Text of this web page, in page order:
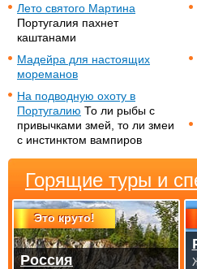
Лето святого Мартина
Португалия пахнет
каштанами
Мадейра для настоящих
мореманов
На подводную охоту в
Португалию То ли рыбы с
привычками змей, то ли змеи
с инстинктом вампиров
Горящие туры и
Это круто!
Россия